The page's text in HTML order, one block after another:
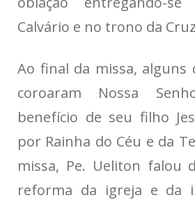
Calvário e no trono da Cruz
Ao final da missa, alguns
coroaram Nossa
benefício de seu filho
por Rainha do Céu e da
missa, Pe. Ueliton falou
reforma da igreja e da